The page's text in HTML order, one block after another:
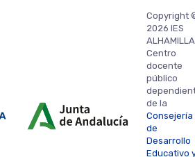
Copyright
2026 IES
Centro
docente
público
de la
Consejería
de
Desarrollo
Educativo